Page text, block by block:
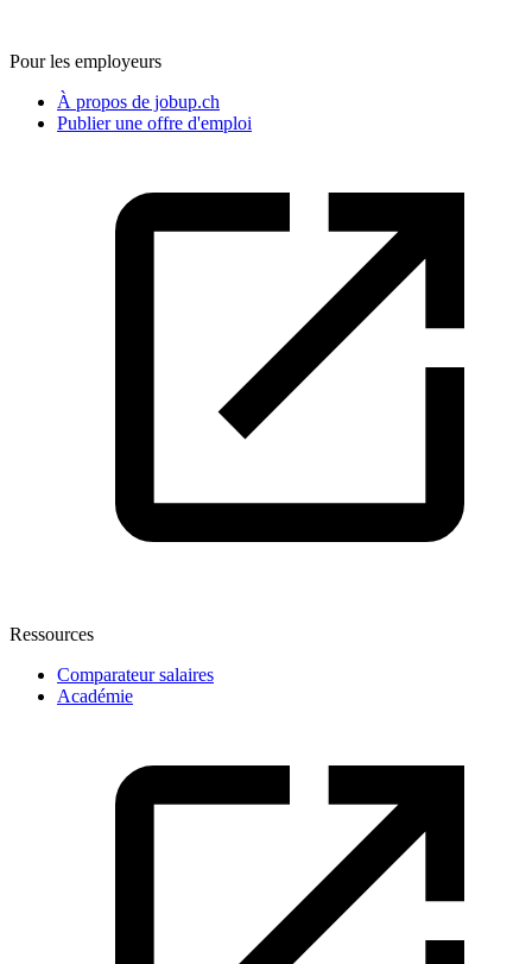
Pour les employeurs
À propos de jobup.ch
Publier une offre d'emploi
Ressources
Comparateur salaires
Académie